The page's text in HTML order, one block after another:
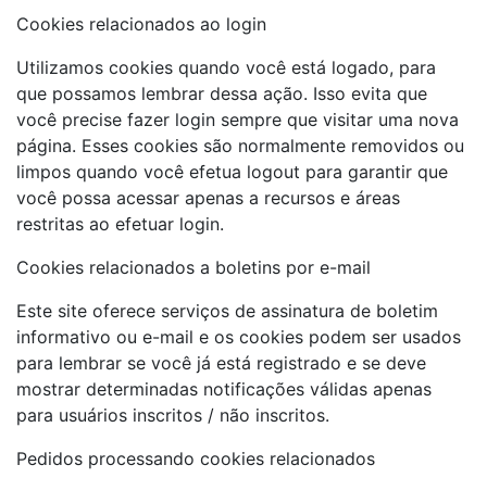
Cookies relacionados ao login
Utilizamos cookies quando você está logado, para
que possamos lembrar dessa ação. Isso evita que
você precise fazer login sempre que visitar uma nova
página. Esses cookies são normalmente removidos ou
limpos quando você efetua logout para garantir que
você possa acessar apenas a recursos e áreas
restritas ao efetuar login.
Cookies relacionados a boletins por e-mail
Este site oferece serviços de assinatura de boletim
informativo ou e-mail e os cookies podem ser usados ​​
para lembrar se você já está registrado e se deve
mostrar determinadas notificações válidas apenas
para usuários inscritos / não inscritos.
Pedidos processando cookies relacionados